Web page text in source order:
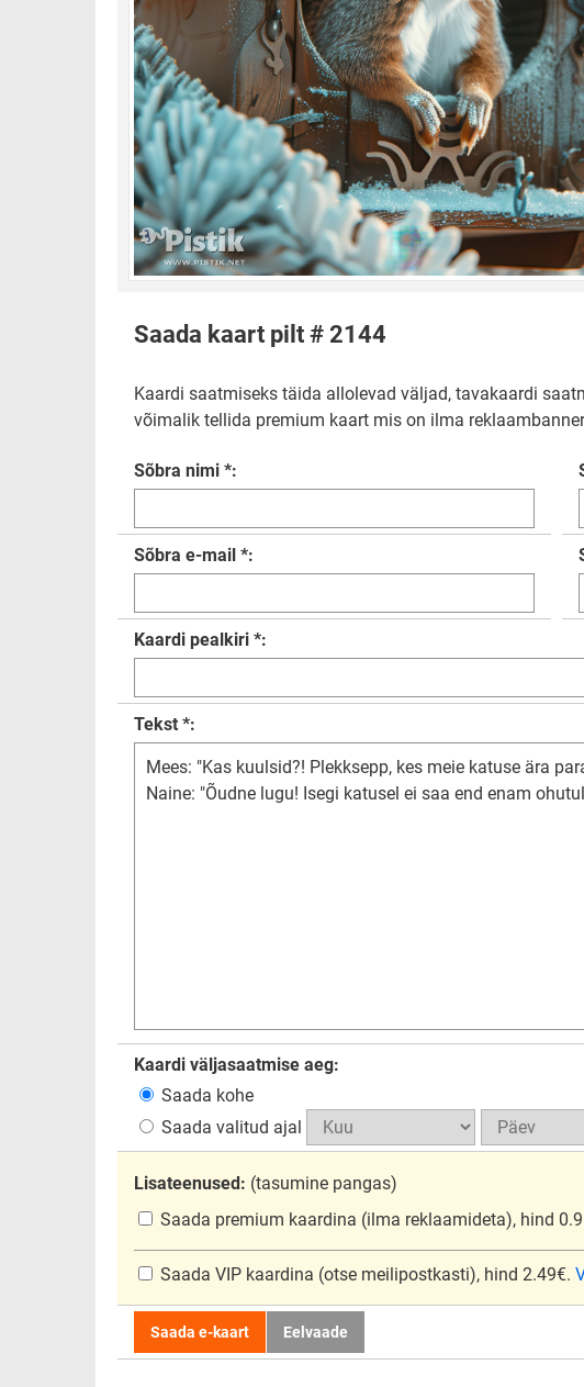
Saada kaart pilt # 2144
Kaardi saatmiseks täida allolevad väljad, tavakaardi
võimalik tellida premium kaart mis on ilma
Sõbra nimi *:
Sõbra e-mail *:
Kaardi pealkiri *:
Tekst *:
Kaardi väljasaatmise aeg:
Saada kohe
Saada valitud ajal
Lisateenused: (tasumine pangas)
Saada premium kaardina (ilma reklaamideta), hind
Saada VIP kaardina (otse meilipostkasti), hind 2.49€.
Saada e-kaart Eelvaade